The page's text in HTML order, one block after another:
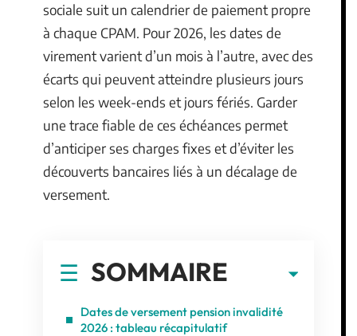
sociale suit un calendrier de paiement propre
à chaque CPAM. Pour 2026, les dates de
virement varient d’un mois à l’autre, avec des
écarts qui peuvent atteindre plusieurs jours
selon les week-ends et jours fériés. Garder
une trace fiable de ces échéances permet
d’anticiper ses charges fixes et d’éviter les
découverts bancaires liés à un décalage de
versement.
SOMMAIRE
Dates de versement pension invalidité
2026 : tableau récapitulatif